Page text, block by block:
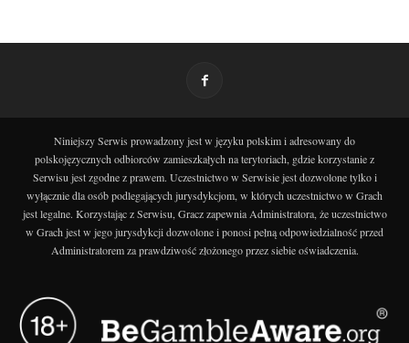
Niniejszy Serwis prowadzony jest w języku polskim i adresowany do
polskojęzycznych odbiorców zamieszkałych na terytoriach, gdzie korzystanie z
Serwisu jest zgodne z prawem. Uczestnictwo w Serwisie jest dozwolone tylko i
wyłącznie dla osób podlegających jurysdykcjom, w których uczestnictwo w Grach
jest legalne. Korzystając z Serwisu, Gracz zapewnia Administratora, że uczestnictwo
w Grach jest w jego jurysdykcji dozwolone i ponosi pełną odpowiedzialność przed
Administratorem za prawdziwość złożonego przez siebie oświadczenia.